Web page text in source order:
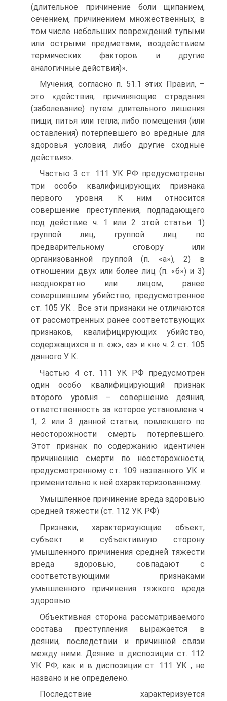
(длительное причинение боли щипанием,
сечением, причинением множественных, в
том числе небольших повреждений тупыми
или острыми предметами, воздействием
термических факторов и другие
аналогичные действия)».
Мучения, согласно п. 51.1 этих Правил, –
это «действия, причиняющие страдания
(заболевание) путем длительного лишения
пищи, питья или тепла; либо помещения (или
оставления) потерпевшего во вредные для
здоровья условия, либо другие сходные
действия».
Частью 3 ст. 111 УК РФ предусмотрены
три особо квалифицирующих признака
первого уровня. К ним относится
совершение преступления, подпадающего
под действие ч. 1 или 2 этой статьи: 1)
группой лиц, группой лиц по
предварительному сговору или
организованной группой (п. «а»), 2) в
отношении двух или более лиц (п. «б») и 3)
неоднократно или лицом, ранее
совершившим убийство, предусмотренное
ст. 105 УК . Все эти признаки не отличаются
от рассмотренных ранее соответствующих
признаков, квалифицирующих убийство,
содержащихся в п. «ж», «а» и «н» ч. 2 ст. 105
данного У К.
Частью 4 ст. 111 УК РФ предусмотрен
один особо квалифицирующий признак
второго уровня – совершение деяния,
ответственность за которое установлена ч.
1, 2 или 3 данной статьи, повлекшего по
неосторожности смерть потерпевшего.
Этот признак по содержанию идентичен
причинению смерти по неосторожности,
предусмотренному ст. 109 названного УК и
применительно к ней охарактеризованному.
Умышленное причинение вреда здоровью
средней тяжести (ст. 112 УК РФ)
Признаки, характеризующие объект,
субъект и субъективную сторону
умышленного причинения средней тяжести
вреда здоровью, совпадают с
соответствующими признаками
умышленного причинения тяжкого вреда
здоровью.
Объективная сторона рассматриваемого
состава преступления выражается в
деянии, последствии и причинной связи
между ними. Деяние в диспозиции ст. 112
УК РФ, как и в диспозиции ст. 111 УК , не
названо и не определено.
Последствие характеризуется